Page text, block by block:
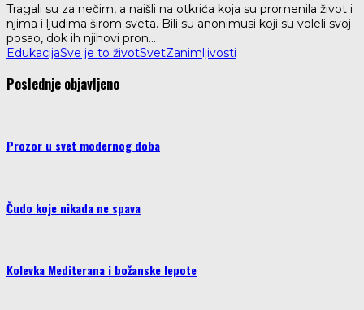
Tragali su za nečim, a naišli na otkrića koja su promenila život i
njima i ljudima širom sveta. Bili su anonimusi koji su voleli svoj
posao, dok ih njihovi pron...
EdukacijaSve je to životSvetZanimljivosti
Poslednje objavljeno
Prozor u svet modernog doba
Čudo koje nikada ne spava
Kolevka Mediterana i božanske lepote